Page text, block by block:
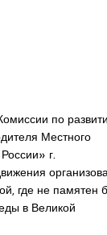
по
Местного
г.
где не памятен
в Великой